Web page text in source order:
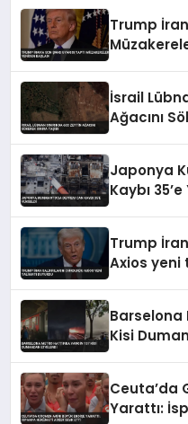
Trump
İsrail
Ağacını
Japonya
Kaybı
Trump
Axios yeni
Barselona
Kisi
Ceuta’da
Yarattı: